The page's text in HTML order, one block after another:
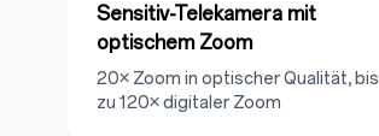
Sensitiv-Telekamera mit
optischem Zoom
20× Zoom in optischer Qualität, bis
zu 120× digitaler Zoom